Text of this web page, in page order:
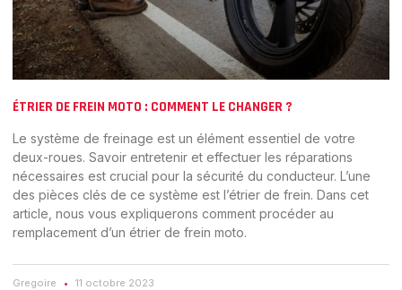
ÉTRIER DE FREIN MOTO : COMMENT LE CHANGER ?
Le système de freinage est un élément essentiel de votre
deux-roues. Savoir entretenir et effectuer les réparations
nécessaires est crucial pour la sécurité du conducteur. L’une
des pièces clés de ce système est l’étrier de frein. Dans cet
article, nous vous expliquerons comment procéder au
remplacement d’un étrier de frein moto.
Gregoire 11 octobre 2023